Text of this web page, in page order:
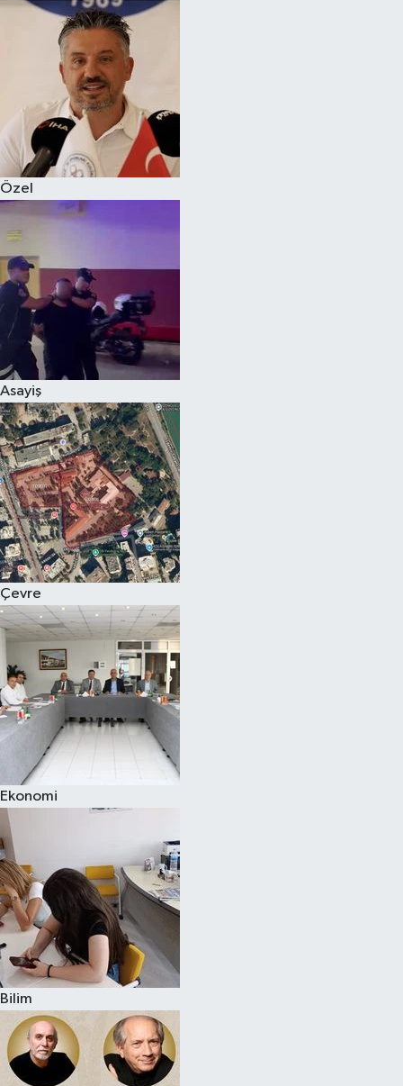
Özel
Asayiş
Çevre
Ekonomi
Bilim
Magazin
Özel
Resmi İlanlar
Sağlık
Siyaset
Yaşam
Yerel Yönetimler
Yurttan